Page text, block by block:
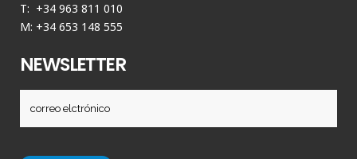
T: +34 963 811 010
M: +34 653 148 555
NEWSLETTER